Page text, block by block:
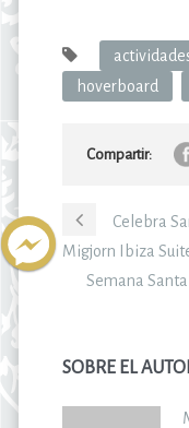
hoverboard
Compartir:
Celebra
Migjorn Ibiza
Semana
SOBRE EL